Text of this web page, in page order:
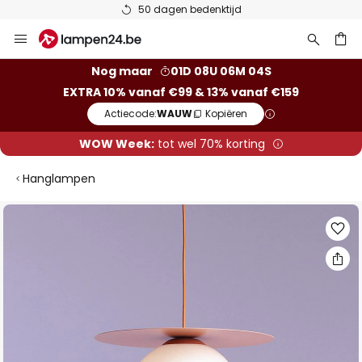
50 dagen bedenktijd
naar
Nog maar
01D 08U 06M 04S
EXTRA 10% vanaf €99 & 13% vanaf €159
Actiecode:WAUW Kopiëren
WOW Week:tot wel 70% korting
Hanglampen
Ga